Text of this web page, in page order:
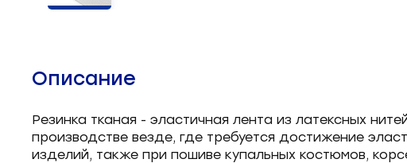
оборудования
Запчасти: иглы 3
Описание
Резинка тканая - эластичная лента из латексных
производстве везде, где требуется достижение
изделий, также при пошиве купальных костюмов,